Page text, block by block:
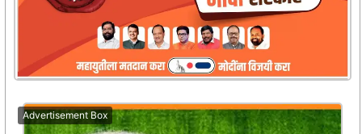
Advertisement Box